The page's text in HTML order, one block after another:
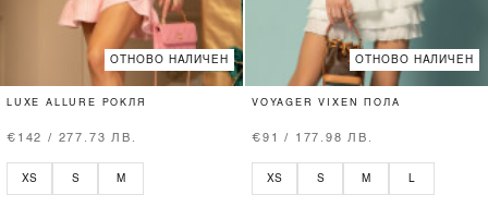
ОТНОВО НАЛИЧЕН
LUXE ALLURE РОКЛЯ
€142 / 277.73 ЛВ.
XS S M
ОТНОВО НАЛИЧЕН
VOYAGER VIXEN ПОЛА
€91 / 177.98 ЛВ.
XS S M L